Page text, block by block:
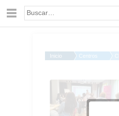
Palabra o frase:
Inicio Centros
Curso de formación
Erasmus+ en Viena.
Agosto 2025